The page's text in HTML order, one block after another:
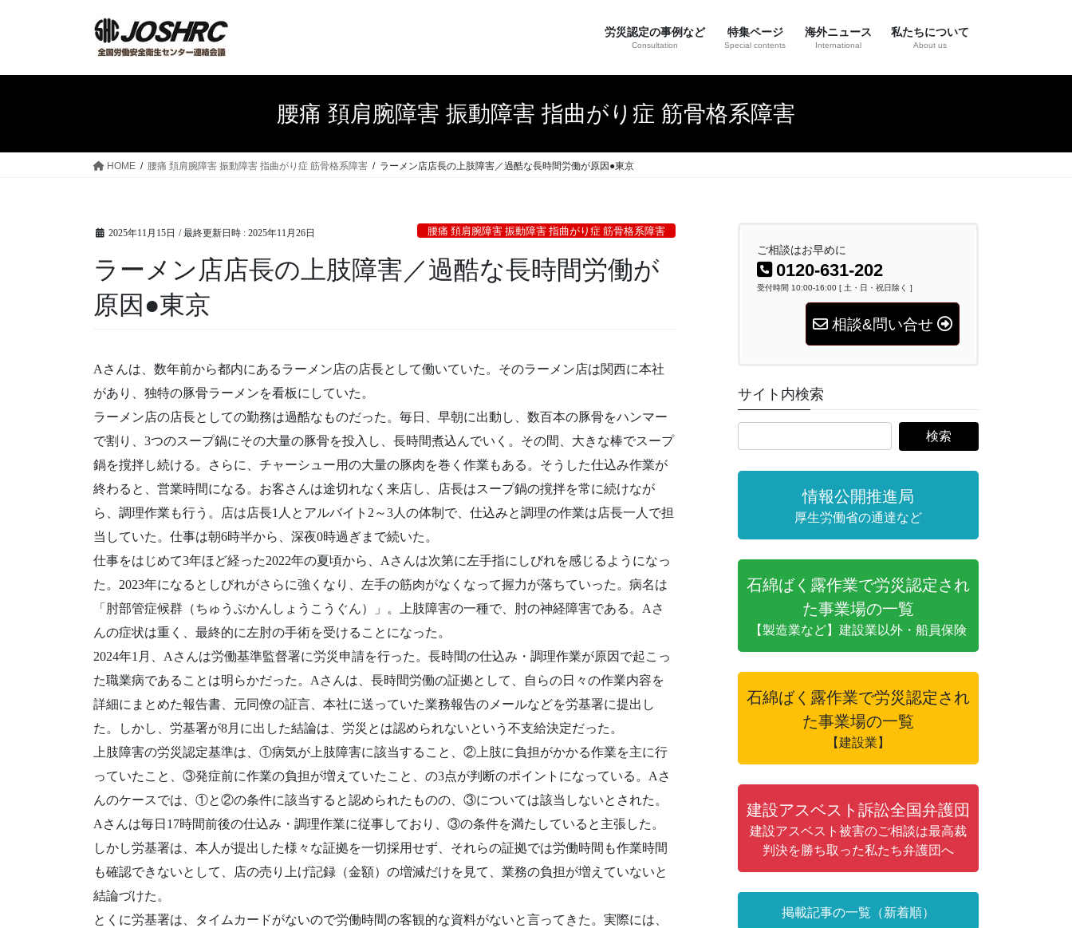
労災認定の事例など
Consultation
特集ページ
Special contents
海外ニュース
International
私たちについて
About us
腰痛 頚肩腕障害 振動障害 指曲がり症 筋骨格系障害
HOME 腰痛 頚肩腕障害 振動障害 指曲がり症 筋骨格系障害 ラーメン店店長の上肢障害／過酷な長時間労働が原因●東京
2025年11月15日 / 最終更新日時 : 2025年11月26日 腰痛 頚肩腕障害 振動障害 指曲がり症 筋骨格系障害
ラーメン店店長の上肢障害／過酷な長時間労働が
原因●東京
Aさんは、数年前から都内にあるラーメン店の店長として働いていた。そのラーメン店は関西に本社
があり、独特の豚骨ラーメンを看板にしていた。
ラーメン店の店長としての勤務は過酷なものだった。毎日、早朝に出動し、数百本の豚骨をハンマー
で割り、3つのスープ鍋にその大量の豚骨を投入し、長時間煮込んでいく。その間、大きな棒でスープ
鍋を撹拌し続ける。さらに、チャーシュー用の大量の豚肉を巻く作業もある。そうした仕込み作業が
終わると、営業時間になる。お客さんは途切れなく来店し、店長はスープ鍋の撹拌を常に続けなが
ら、調理作業も行う。店は店長1人とアルバイト2～3人の体制で、仕込みと調理の作業は店長一人で担
当していた。仕事は朝6時半から、深夜0時過ぎまで続いた。
仕事をはじめて3年ほど経った2022年の夏頃から、Aさんは次第に左手指にしびれを感じるようになっ
た。2023年になるとしびれがさらに強くなり、左手の筋肉がなくなって握力が落ちていった。病名は
「肘部管症候群（ちゅうぶかんしょうこうぐん）」。上肢障害の一種で、肘の神経障害である。Aさ
んの症状は重く、最終的に左肘の手術を受けることになった。
2024年1月、Aさんは労働基準監督署に労災申請を行った。長時間の仕込み・調理作業が原因で起こっ
た職業病であることは明らかだった。Aさんは、長時間労働の証拠として、自らの日々の作業内容を
詳細にまとめた報告書、元同僚の証言、本社に送っていた業務報告のメールなどを労基署に提出し
た。しかし、労基署が8月に出した結論は、労災とは認められないという不支給決定だった。
上肢障害の労災認定基準は、①病気が上肢障害に該当すること、②上肢に負担がかかる作業を主に行
っていたこと、③発症前に作業の負担が増えていたこと、の3点が判断のポイントになっている。Aさ
んのケースでは、①と②の条件に該当すると認められたものの、③については該当しないとされた。
Aさんは毎日17時間前後の仕込み・調理作業に従事しており、③の条件を満たしていると主張した。
しかし労基署は、本人が提出した様々な証拠を一切採用せず、それらの証拠では労働時間も作業時間
も確認できないとして、店の売り上げ記録（金額）の増減だけを見て、業務の負担が増えていないと
結論づけた。
とくに労基署は、タイムカードがないので労働時間の客観的な資料がないと言ってきた。実際には、
ご相談はお早めに
0120-631-202
受付時間 10:00-16:00 [ 土・日・祝日除く ]
相談&問い合せ
サイト内検索
情報公開推進局
厚生労働省の通達など
石綿ばく露作業で労災認定され
た事業場の一覧
【製造業など】建設業以外・船員保険
石綿ばく露作業で労災認定され
た事業場の一覧
【建設業】
建設アスベスト訴訟全国弁護団
建設アスベスト被害のご相談は最高裁
判決を勝ち取った私たち弁護団へ
掲載記事の一覧（新着順）